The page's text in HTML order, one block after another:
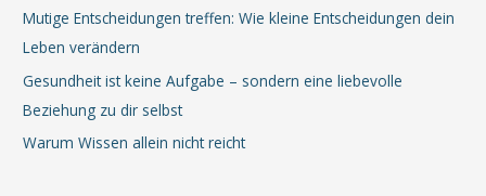
Mutige Entscheidungen treffen: Wie kleine Entscheidungen dein
Leben verändern
Gesundheit ist keine Aufgabe – sondern eine liebevolle
Beziehung zu dir selbst
Warum Wissen allein nicht reicht